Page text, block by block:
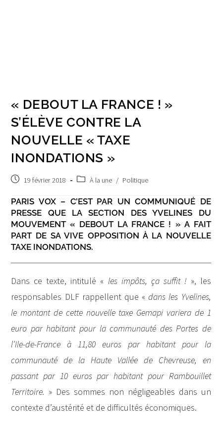
« DEBOUT LA FRANCE ! »
S’ÉLÈVE CONTRE LA
NOUVELLE « TAXE
INONDATIONS »
Post19 février 2018
PostÀ la une / Politique
PARIS VOX – C’EST PAR UN COMMUNIQUÉ DE
PRESSE QUE LA SECTION DES YVELINES DU
MOUVEMENT « DEBOUT LA FRANCE ! » A FAIT
PART DE SA VIVE OPPOSITION À LA NOUVELLE
TAXE INONDATIONS.
Dans ce texte, intitulé « les impôts, ça suffit ! », les
responsables DLF rappellent que «dans les Yvelines,
le montant de cette nouvelle taxe Gemapi variera de 1
euro par habitant pour la communauté des Portes de
l’Ile-de-France à 11,80 euros par habitant pour la
communauté de la Haute Vallée de Chevreuse, en
passant par 10 euros par habitant pour Rambouillet
Territoire. » Des sommes non négligeables dans un
contexte d’austérité et de difficultés économiques.